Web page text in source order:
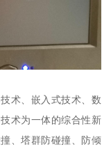
术、嵌入式技术、数
术为一体的综合性新
、塔群防碰撞、防倾